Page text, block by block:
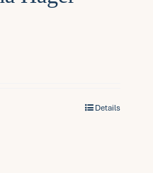
Details